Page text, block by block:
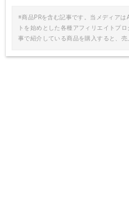
※商品PRを含む記事です。当メディア
トを始めとした各種アフィリエイトプ
事で紹介している商品を購入すると、売